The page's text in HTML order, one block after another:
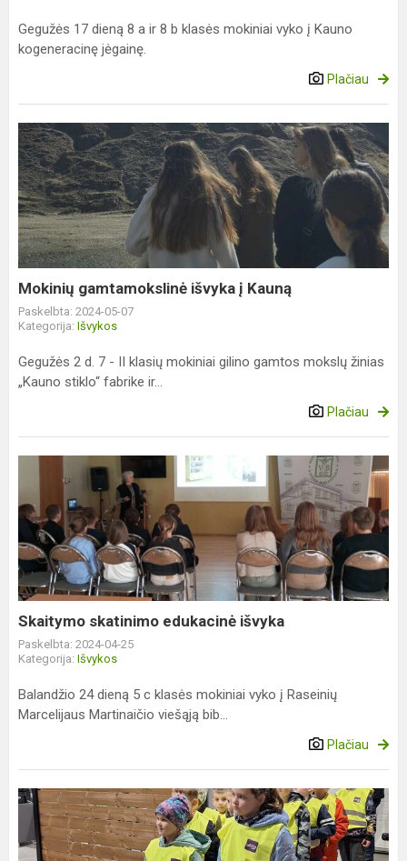
Gegužės 17 dieną 8 a ir 8 b klasės mokiniai vyko į Kauno
kogeneracinę jėgainę.
Plačiau
Mokinių
gamtamokslinė
išvyka
į
Kauną
Mokinių gamtamokslinė išvyka į Kauną
Paskelbta: 2024-05-07
Kategorija: Išvykos
Gegužės 2 d. 7 - II klasių mokiniai gilino gamtos mokslų žinias
„Kauno stiklo“ fabrike ir...
Plačiau
skatinimo
edukacinė
išvyka
Skaitymo skatinimo edukacinė išvyka
Paskelbta: 2024-04-25
Kategorija: Išvykos
Balandžio 24 dieną 5 c klasės mokiniai vyko į Raseinių
Marcelijaus Martinaičio viešąją bib...
Plačiau
Karjeros
ugdymo
išvyka